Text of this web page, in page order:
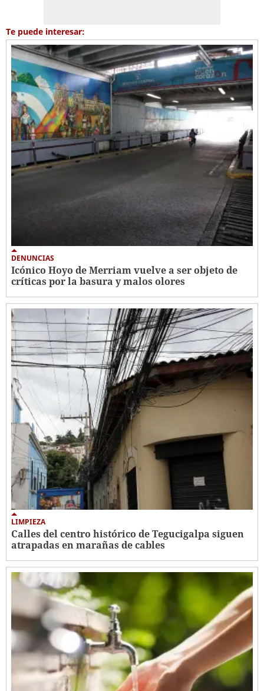
Te puede interesar:
DENUNCIAS
Icónico Hoyo de Merriam vuelve a ser objeto de
críticas por la basura y malos olores
LIMPIEZA
Calles del centro histórico de Tegucigalpa siguen
atrapadas en marañas de cables